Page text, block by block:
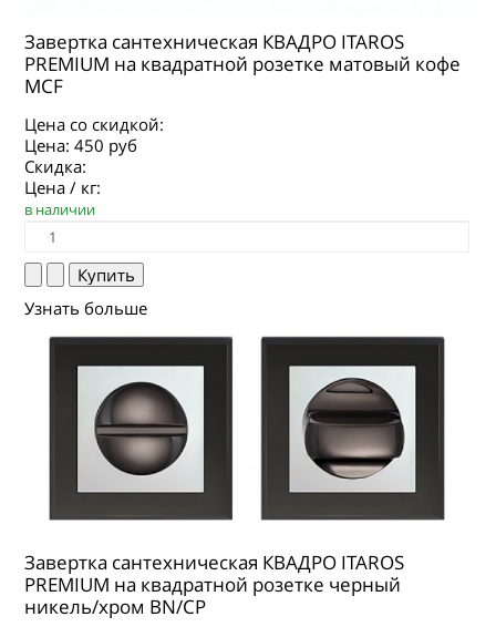
Завертка сантехническая КВАДРО ITAROS
PREMIUM на квадратной розетке матовый кофе
MCF
Цена со скидкой:
Цена:450 руб
Скидка:
Цена / кг:
в наличии
Узнать больше
Завертка сантехническая КВАДРО ITAROS
PREMIUM на квадратной розетке черный
никель/хром BN/CP